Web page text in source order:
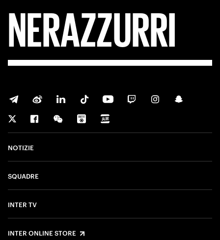
FORZAINTER
NOTIZIE
SQUADRE
INTER TV
INTER ONLINE STORE